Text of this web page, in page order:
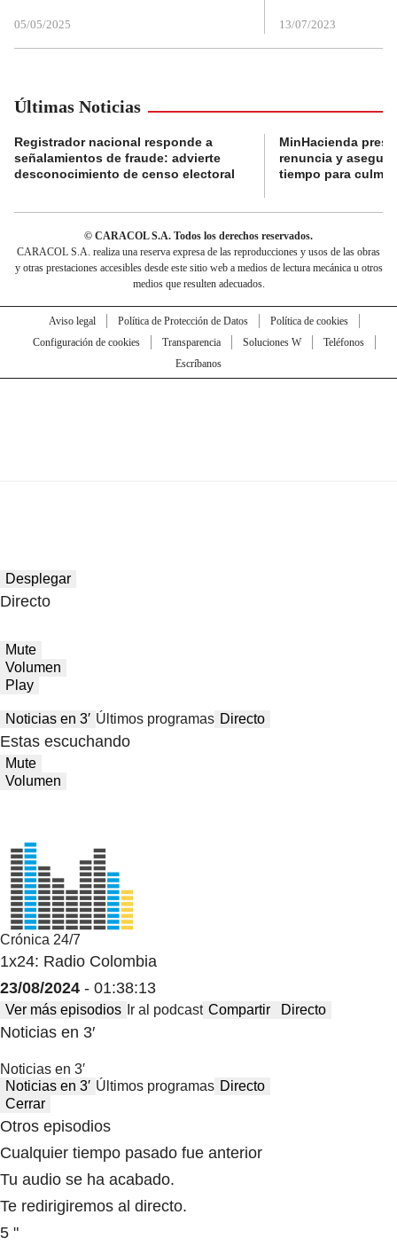
05/05/2025 13/07/2023
Últimas Noticias
Registrador nacional responde a
señalamientos de fraude: advierte
desconocimiento de censo electoral
MinHacienda
renuncia y
tiempo para
© CARACOL S.A. Todos los derechos reservados.
CARACOL S.A. realiza una reserva expresa de las reproducciones y usos de las obras
y otras prestaciones accesibles desde este sitio web a medios de lectura mecánica u otros
medios que resulten adecuados.
Aviso legal Política de Protección de Datos
Política de cookies
Configuración de cookies
Transparencia Soluciones W
Teléfonos
Escríbanos
Desplegar
Directo
Mute
Volumen
Play
Noticias en 3′ Últimos programas Directo
Estas escuchando
Mute
Volumen
Crónica 24/7
1x24: Radio Colombia
23/08/2024 - 01:38:13
Ver más episodios Ir al podcast Compartir Directo
Noticias en 3′
Noticias en 3′
Noticias en 3′ Últimos programas Directo
Cerrar
Otros episodios
Cualquier tiempo pasado fue anterior
Tu audio se ha acabado.
Te redirigiremos al directo.
5 "